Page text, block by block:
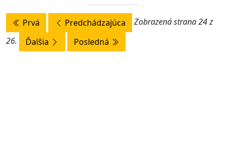
Prvá Predchádzajúca
Zobrazená strana 24 z
26.
Ďalšia Posledná